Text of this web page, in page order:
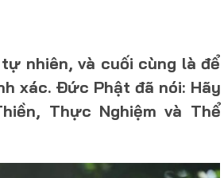
nhiên, và cuối cùng là để
xác. Ðức Phật đã nói: Hãy
Thực Nghiệm và Thể